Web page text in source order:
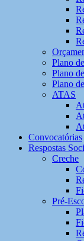
Plano
Plano
Plano
ATAS
Convocatórias
Respostas
Creche
Pré-